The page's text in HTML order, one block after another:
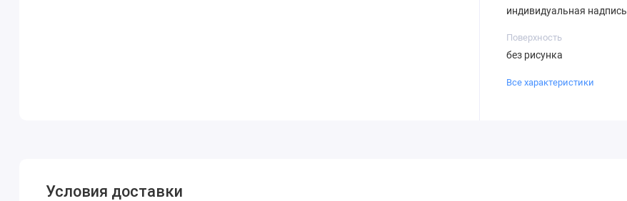
индивидуальная надпись
Поверхность
без рисунка
Все характеристики
Условия доставки